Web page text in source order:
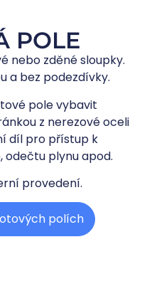
POLE
nebo zděné sloupky.
a bez podezdívky.
pole vybavit
z nerezové oceli
díl pro přístup k
plynu apod.
provedení.
polích